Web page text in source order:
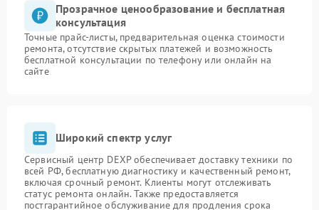
Прозрачное ценообразование и бесплатная
консультация
Точные прайс-листы, предварительная оценка стоимости
ремонта, отсутствие скрытых платежей и возможность
бесплатной консультации по телефону или онлайн на
сайте
Широкий спектр услуг
Сервисный центр DEXP обеспечивает доставку техники по
всей РФ, бесплатную диагностику и качественный ремонт,
включая срочный ремонт. Клиенты могут отслеживать
статус ремонта онлайн. Также предоставляется
постгарантийное обслуживание для продления срока